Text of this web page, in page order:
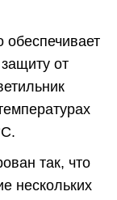
обеспечивает
от
так, что
нескольких